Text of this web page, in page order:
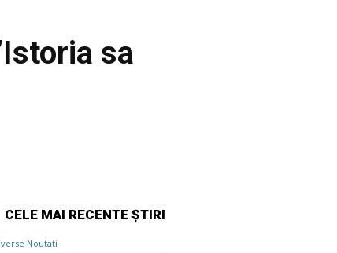
sa
CELE MAI RECENTE ȘTIRI
Noutati